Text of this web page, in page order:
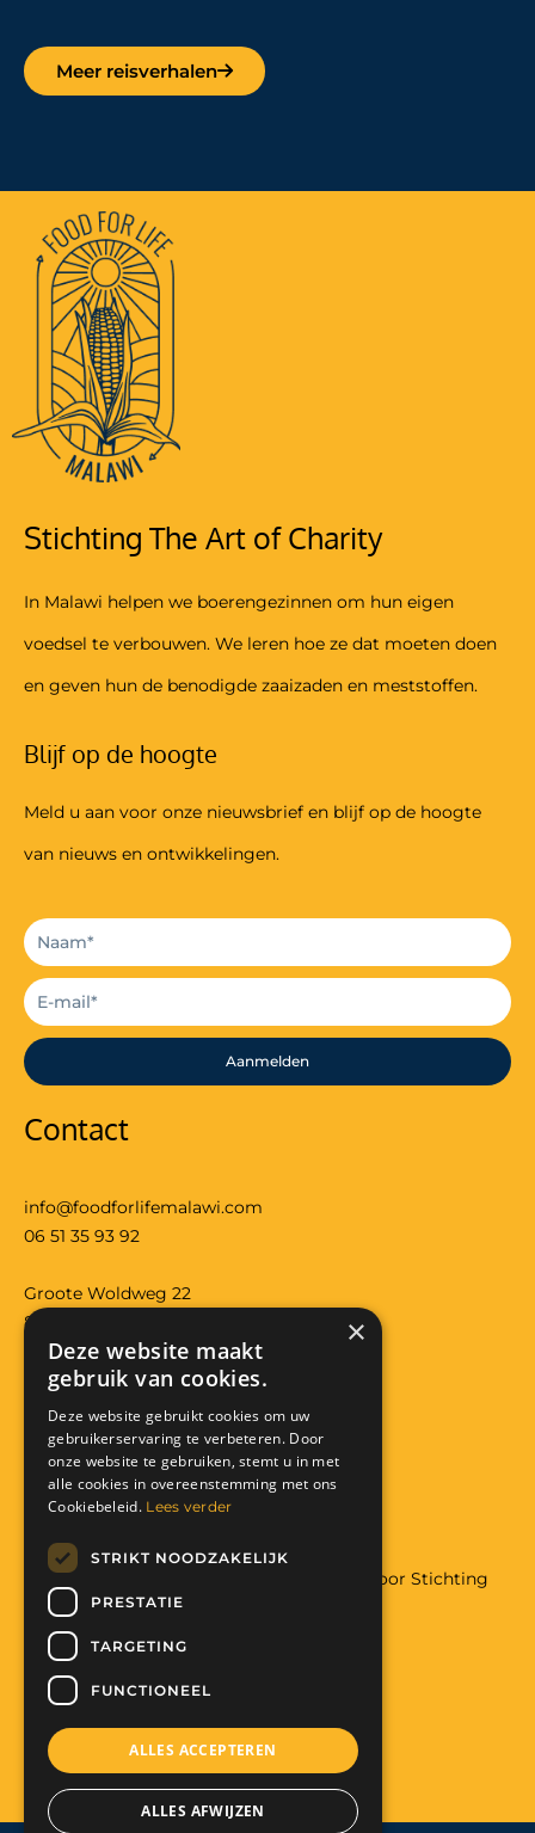
Meer reisverhalen
Stichting The Art of Charity
In Malawi helpen we boerengezinnen om hun eigen
voedsel te verbouwen. We leren hoe ze dat moeten doen
en geven hun de benodigde zaaizaden en meststoffen.
Blijf op de hoogte
Meld u aan voor onze nieuwsbrief en blijf op de hoogte
van nieuws en ontwikkelingen.
Aanmelden
Contact
info@foodforlifemalawi.com
06 51 35 93 92
Groote Woldweg 22
8097RS Oosterwolde (gld)
Bank: NL29 RABO 0118 3557 32
KVK: 08224426
Anbi: RSIN 822291319
Facebook
Instagram
Donatie
Wilt u meer weten over hulp aan Malawi door Stichting
The Art of Charity
Met uw hulp maakt u het mogelijk:
Help mee. Doneer nu!
×
Deze website maakt
gebruik van cookies.
Deze website gebruikt cookies om uw
gebruikerservaring te verbeteren. Door
onze website te gebruiken, stemt u in met
alle cookies in overeenstemming met ons
Cookiebeleid. Lees verder
STRIKT NOODZAKELIJK
PRESTATIE
TARGETING
FUNCTIONEEL
ALLES ACCEPTEREN
ALLES AFWIJZEN